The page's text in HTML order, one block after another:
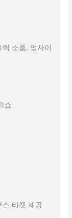
소품, 업사이
쇼
티켓 제공